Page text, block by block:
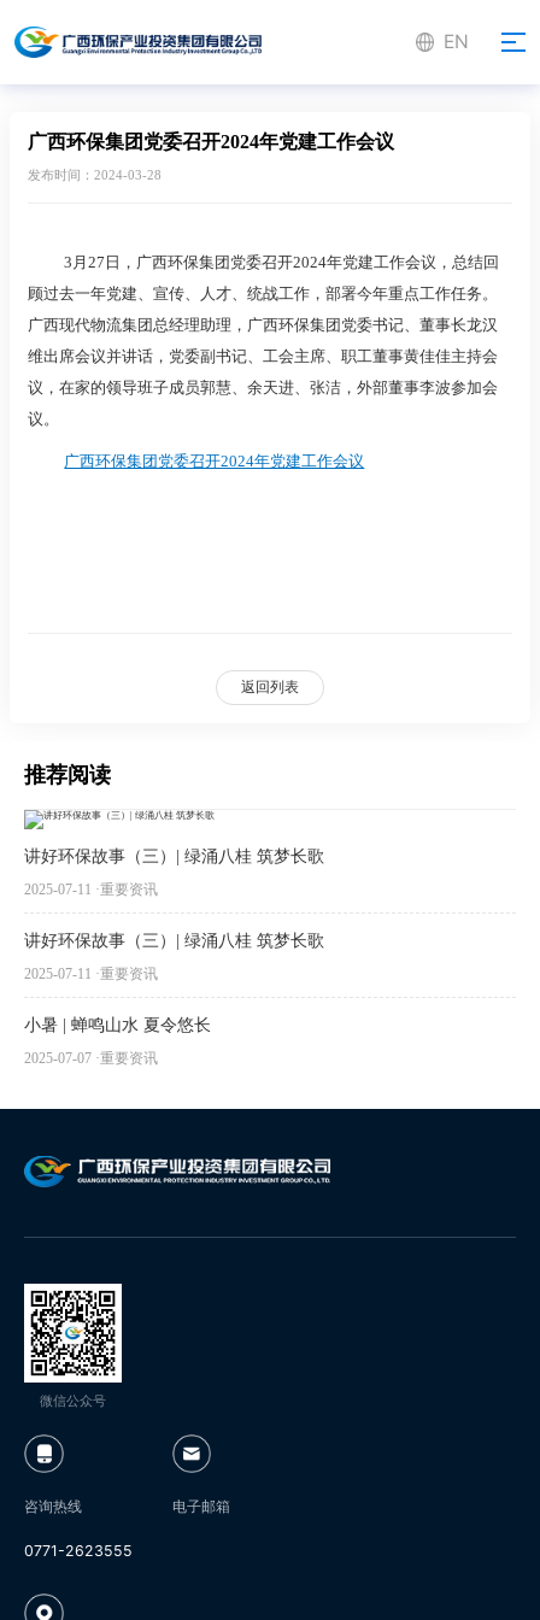
EN
广西环保集团党委召开2024年党建工作会议
发布时间：2024-03-28
3月27日，广西环保集团党委召开2024年党建工作会议，总结回
顾过去一年党建、宣传、人才、统战工作，部署今年重点工作任务。
广西现代物流集团总经理助理，广西环保集团党委书记、董事长龙汉
维出席会议并讲话，党委副书记、工会主席、职工董事黄佳佳主持会
议，在家的领导班子成员郭慧、余天进、张洁，外部董事李波参加会
议。
广西环保集团党委召开2024年党建工作会议
返回列表
推荐阅读
讲好环保故事（三）| 绿涌八桂 筑梦长歌
2025-07-11 ·重要资讯
讲好环保故事（三）| 绿涌八桂 筑梦长歌
2025-07-11 ·重要资讯
小暑 | 蝉鸣山水 夏令悠长
2025-07-07 ·重要资讯
微信公众号
咨询热线
0771-2623555
电子邮箱